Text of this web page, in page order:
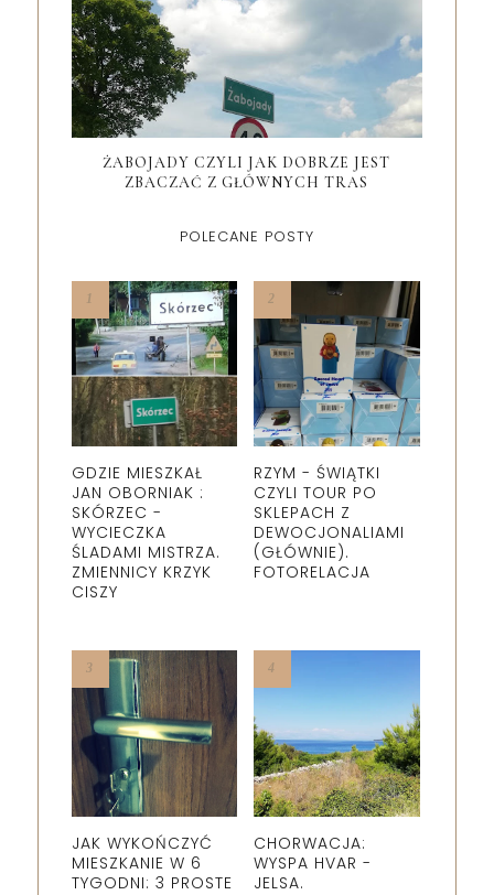
ŻABOJADY CZYLI JAK DOBRZE JEST
ZBACZAĆ Z GŁÓWNYCH TRAS
POLECANE POSTY
GDZIE MIESZKAŁ
JAN OBORNIAK :
SKÓRZEC -
WYCIECZKA
ŚLADAMI MISTRZA.
ZMIENNICY KRZYK
CISZY
RZYM - ŚWIĄTKI
CZYLI TOUR PO
SKLEPACH Z
DEWOCJONALIAMI
(GŁÓWNIE).
FOTORELACJA
JAK WYKOŃCZYĆ
MIESZKANIE W 6
TYGODNI: 3 PROSTE
CHORWACJA:
WYSPA HVAR -
JELSA.